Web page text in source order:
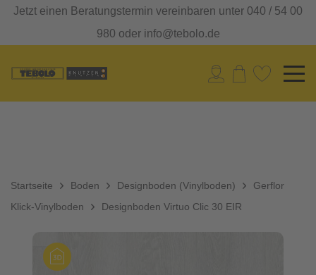
Jetzt einen Beratungstermin vereinbaren unter 040 / 54 00
980 oder info@tebolo.de
Startseite Boden
Designboden (Vinylboden)
Klick-Vinylboden
Gerflor
Designboden Virtuo Clic 30 EIR